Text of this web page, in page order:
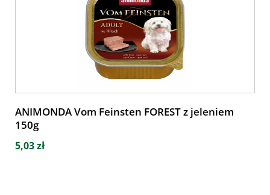
ANIMONDA Vom Feinsten FOREST z jeleniem
150g
5,03 zł